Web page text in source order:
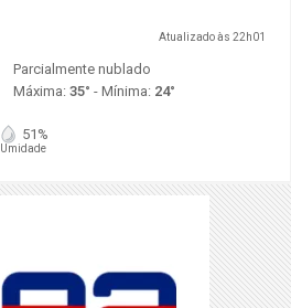
Atualizado às 22h01
Parcialmente nublado
Máxima: 35° - Mínima: 24°
51%
Umidade